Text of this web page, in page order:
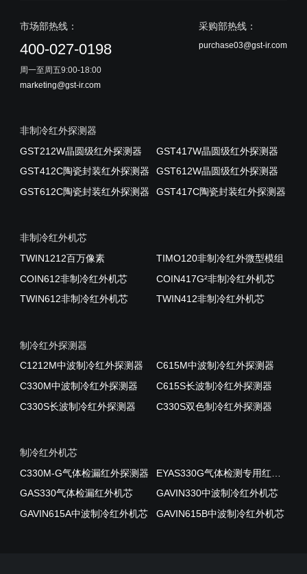
市场部热线：
400-027-0198
周一至周五9:00-18:00
marketing@gst-ir.com
采购部热线：
purchase03@gst-ir.com
非制冷红外探测器
GST212W晶圆级红外探测器
GST417W晶圆级红外探测器
GST412C陶瓷封装红外探测器
GST612W晶圆级红外探测器
GST612C陶瓷封装红外探测器
GST417C陶瓷封装红外探测器
非制冷红外机芯
TWIN1212百万像素
TIMO120非制冷红外微型模组
COIN612非制冷红外机芯
COIN417G²非制冷红外机芯
TWIN612非制冷红外机芯
TWIN412非制冷红外机芯
制冷红外探测器
C1212M中波制冷红外探测器
C615M中波制冷红外探测器
C330M中波制冷红外探测器
C615S长波制冷红外探测器
C330S长波制冷红外探测器
C330S双色制冷红外探测器
制冷红外机芯
C330M-G气体检漏红外探测器
GAS330气体检漏红外机芯
GAVIN330中波制冷红外机芯
GAVIN615A中波制冷红外机芯
GAVIN615B中波制冷红外机芯